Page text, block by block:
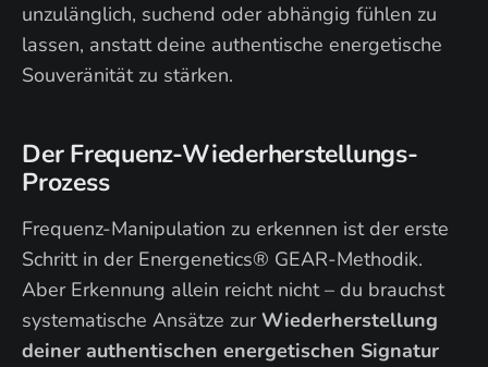
unzulänglich, suchend oder abhängig fühlen zu
lassen, anstatt deine authentische energetische
Souveränität zu stärken.
Der Frequenz-Wiederherstellungs-
Prozess
Frequenz-Manipulation zu erkennen ist der erste
Schritt in der Energenetics® GEAR-Methodik.
Aber Erkennung allein reicht nicht – du brauchst
systematische Ansätze zurWiederherstellung
deiner authentischen energetischen Signatur